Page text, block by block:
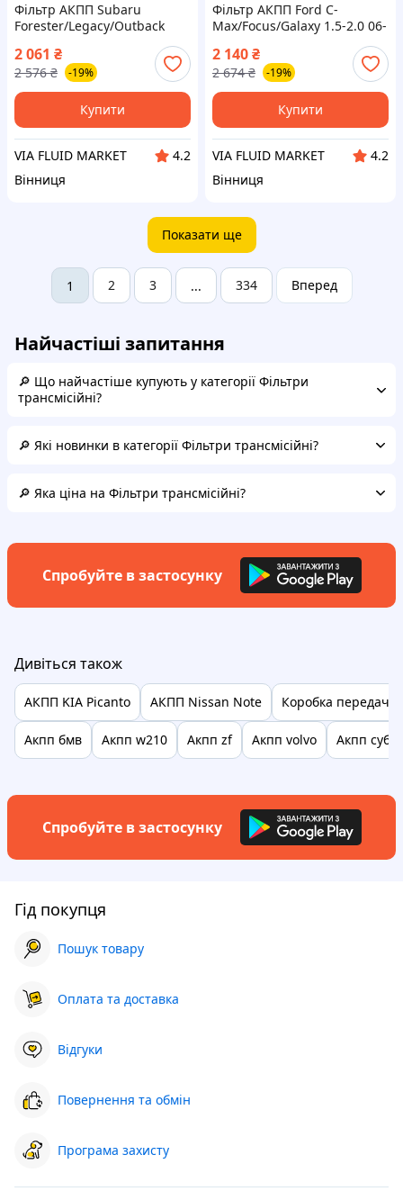
Фільтр АКПП Subaru
Forester/Legacy/Outback
прокладкою)
2 061 ₴
2 576 ₴ -19%
Купити
VIA FLUID MARKET
4.2
Вінниця
Фільтр АКПП Ford C-
Max/Focus/Galaxy 1.5-2.0 06-
2 140₴
2 674 ₴ -19%
Купити
VIA FLUID MARKET
4.2
Вінниця
Показати ще
1 2 3 ... 334 Вперед
Найчастіші запитання
🔎 Що найчастіше купують у категорії Фільтри
трансмісійні?
🔎 Які новинки в категорії Фільтри трансмісійні?
🔎 Яка ціна на Фільтри трансмісійні?
Спробуйте в застосунку
Дивіться також
АКПП KIA Picanto АКПП Nissan Note Коробка передач
Акпп бмв Акпп w210 Акпп zf Акпп volvo Акпп
Спробуйте в застосунку
Гід покупця
Пошук товару
Оплата та доставка
Відгуки
Повернення та обмін
Програма захисту